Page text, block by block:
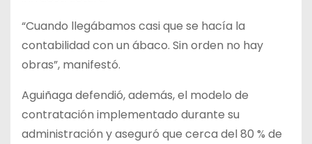
“Cuando llegábamos casi que se hacía la
contabilidad con un ábaco. Sin orden no hay
obras”, manifestó.
Aguiñaga defendió, además, el modelo de
contratación implementado durante su
administración y aseguró que cerca del 80 % de